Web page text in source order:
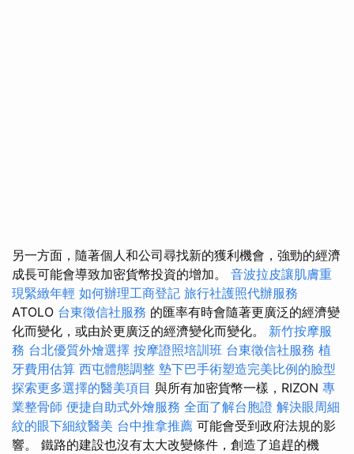
另一方面，隨著個人和公司尋找新的獲利機會，強勁的經濟
成長可能會導致加密貨幣投資的增加。 音波拉皮讓肌膚重
現緊緻年輕 如何辦理工商登記 旅行社護照代辦服務
ATOLO 台東徵信社服務 的匯率有時會隨著更廣泛的經濟變
化而變化，或由於更廣泛的經濟變化而變化。 新竹按摩服
務 台北優質外燴選擇 按摩證照培訓班 台東徵信社服務 植
牙費用估算 西屯體態調整 墊下巴手術塑造完美比例的臉型
探索更多選擇的醫美項目 與所有加密貨幣一樣，RIZON 專
業整骨師 便捷自助式外燴服務 全面了解台胞證 解決眼周細
紋的眼下細紋醫美 台中推拿推薦 可能會受到政府法規的影
響。 鐵路的建設也沒有太大改變條件，創造了追趕的機